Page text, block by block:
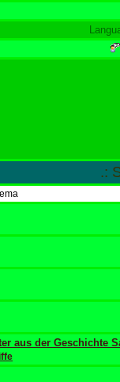
.:
aus der Geschichte